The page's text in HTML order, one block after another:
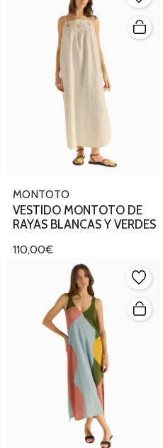
MONTOTO
VESTIDO MONTOTO DE
RAYAS BLANCAS Y VERDES
110,00€